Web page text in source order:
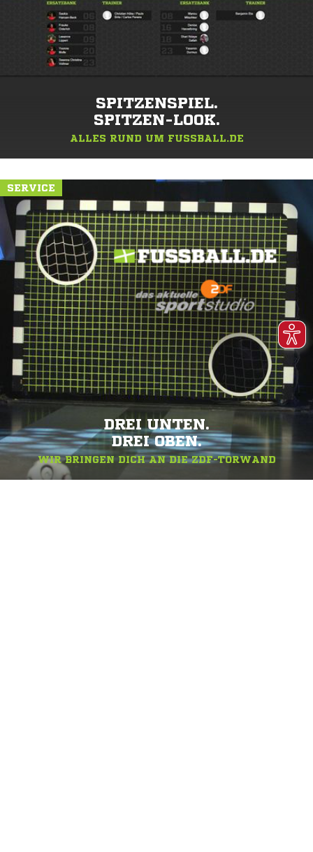
SPITZENSPIEL.
SPITZEN-LOOK.
ALLES RUND UM FUSSBALL.DE
SERVICE
DREI UNTEN.
DREI OBEN.
WIR BRINGEN DICH AN DIE ZDF-TORWAND